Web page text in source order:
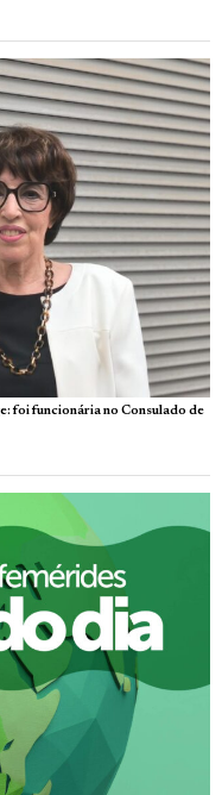
foi funcionária no Consulado de